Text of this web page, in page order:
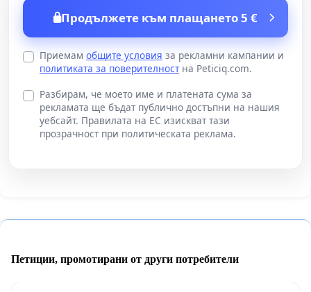
Продължете към плащането 5 €
Приемам общите условия за рекламни кампании и
политиката за поверителностна Peticiq.com.
Разбирам, че моето име и платената сума за
рекламата ще бъдат публично достъпни на нашия
уебсайт. Правилата на ЕС изискват тази
прозрачност при политическата реклама.
Петиции, промотирани от други потребители